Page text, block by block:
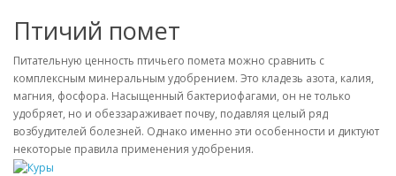
Птичий помет
Питательную ценность птичьего помета можно сравнить с
комплексным минеральным удобрением. Это кладезь азота, калия,
магния, фосфора. Насыщенный бактериофагами, он не только
удобряет, но и обеззараживает почву, подавляя целый ряд
возбудителей болезней. Однако именно эти особенности и диктуют
некоторые правила применения удобрения.